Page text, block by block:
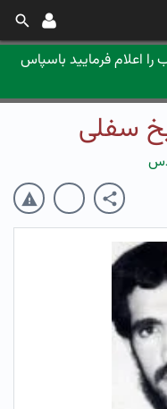
اعلام فرمایید باسپاس
سفلی